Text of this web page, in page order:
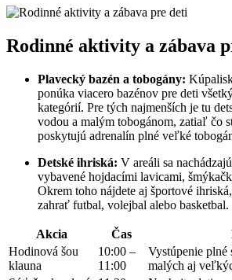
Rodinné aktivity a zábava
Plavecký bazén a tobogány:
ponúka viacero bazénov pre deti
kategórií. Pre tých najmenších je tu
vodou a malým tobogánom, zatiaľ čo
poskytujú adrenalín plné veľké
Detské ihriská: V areáli sa
vybavené hojdacími lavicami,
Okrem toho nájdete aj športové
zahrať futbal, volejbal alebo basketbal.
Akcia Čas
Hodinová šou
klauna
10:00 –
11:00
Vystúpenie plné
malých aj